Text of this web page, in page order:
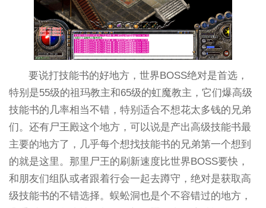
要说打技能书的好地方，世界BOSS绝对是首选，
特别是55级的祖玛教主和65级的虹魔教主，它们爆高级
技能书的几率相当不错，特别适合不想花太多钱的兄弟
们。还有尸王殿这个地方，可以说是产出高级技能书最
主要的地方了，几乎每个想找技能书的兄弟第一个想到
的就是这里。那里尸王的刷新速度比世界BOSS要快，
和朋友们组队或者跟着行会一起去蹲守，绝对是获取高
级技能书的不错选择。蜈蚣洞也是个不容错过的地方，